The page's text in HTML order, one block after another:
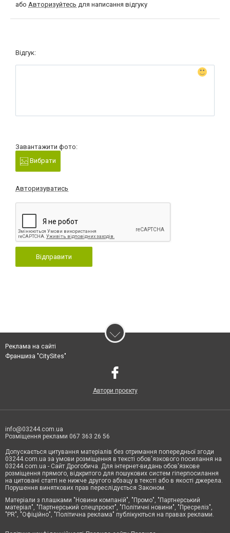
або Авторизуйтесь для написання відгуку
Відгук:
Завантажити фото:
Вибрати
Авторизуватись
Відправити
Реклама на сайті
Франшиза "CitySites"
Автори проєкту
info@03244.com.ua
Розміщення реклами 067 363 26 56
Допускається цитування матеріалів без отримання попередньої згоди
03244.com.ua за умови розміщення в тексті обов'язкового посилання на
03244.com.ua - Сайт Дрогобича. Для інтернет-видань обов'язкове
розміщення прямого, відкритого для пошукових систем гіперпосилання
на цитовані статті не нижче другого абзацу в тексті або в якості джерела.
Порушення виняткових прав переслідується Законом.
Матеріали з плашками "Новини компаній", "Промо", "Партнерський
матеріал", "Партнерський спецпроєкт", "Політичні новини", "Пресреліз",
"PR", "Офіційно", "Політична реклама" публікуються на правах реклами.